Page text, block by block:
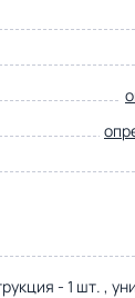
- 1 шт. ,